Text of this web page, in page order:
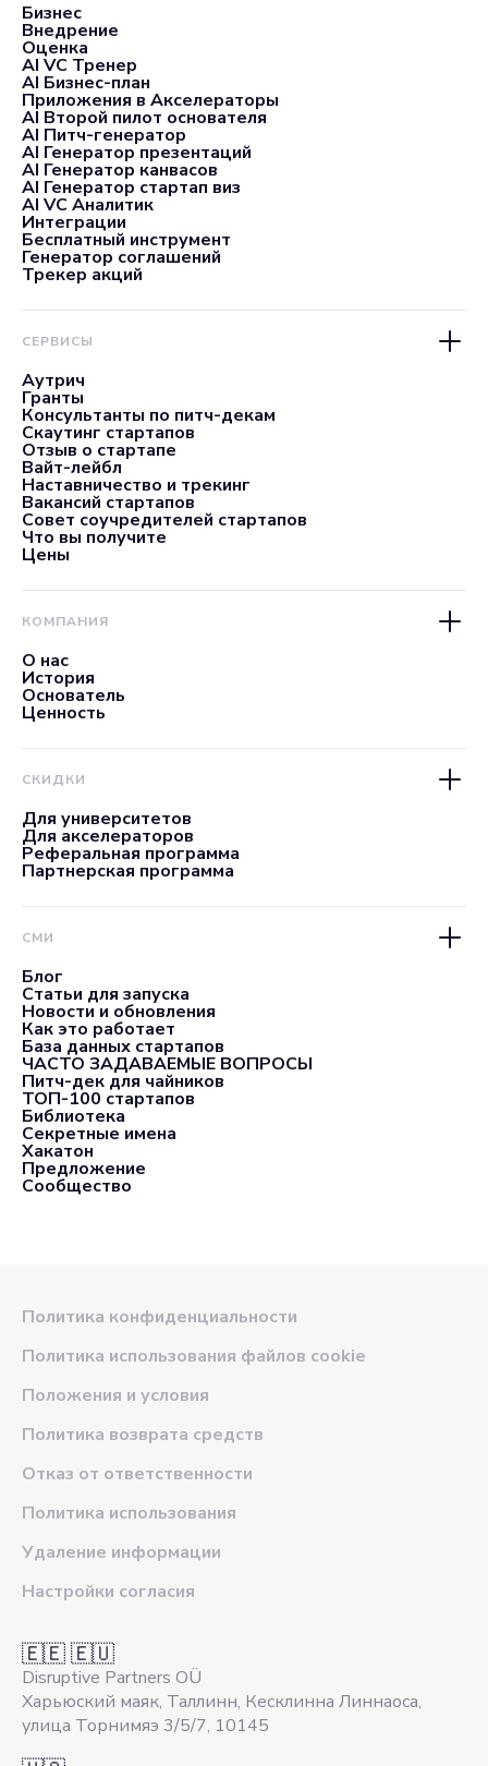
Бизнес
Внедрение
Оценка
AI VC Тренер
AI Бизнес-план
Приложения в Акселераторы
AI Второй пилот основателя
AI Питч-генератор
AI Генератор презентаций
AI Генератор канвасов
AI Генератор стартап виз
AI VC Аналитик
Интеграции
Бесплатный инструмент
Генератор соглашений
Трекер акций
СЕРВИСЫ
Аутрич
Гранты
Консультанты по питч-декам
Скаутинг стартапов
Отзыв о стартапе
Вайт-лейбл
Наставничество и трекинг
Вакансий стартапов
Совет соучредителей стартапов
Что вы получите
Цены
КОМПАНИЯ
О нас
История
Основатель
Ценность
СКИДКИ
Для университетов
Для акселераторов
Реферальная программа
Партнерская программа
СМИ
Блог
Статьи для запуска
Новости и обновления
Как это работает
База данных стартапов
ЧАСТО ЗАДАВАЕМЫЕ ВОПРОСЫ
Питч-дек для чайников
ТОП-100 стартапов
Библиотека
Секретные имена
Хакатон
Предложение
Сообщество
Политика конфиденциальности
Политика использования файлов cookie
Положения и условия
Политика возврата средств
Отказ от ответственности
Политика использования
Удаление информации
Настройки согласия
🇪🇪 🇪🇺
Disruptive Partners OÜ
Харьюский маяк, Таллинн, Кесклинна Линнаоса,
улица Торнимяэ 3/5/7, 10145